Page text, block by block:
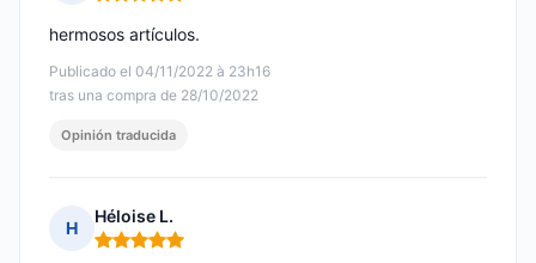
Publicado el 04/11/2022 à 23h16
tras una compra de 28/10/2022
hermosos artículos.
Opinión traducida
H
Héloise L.
Nota: 5 de 5